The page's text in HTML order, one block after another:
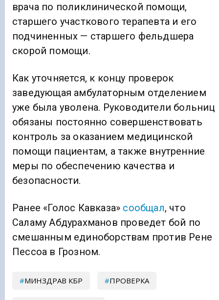
врача по поликлинической помощи,
старшего участкового терапевта и его
подчиненных — старшего фельдшера
скорой помощи.
Как уточняется, к концу проверок
заведующая амбулаторным отделением
уже была уволена. Руководители больниц
обязаны постоянно совершенствовать
контроль за оказанием медицинской
помощи пациентам, а также внутренние
меры по обеспечению качества и
безопасности.
Ранее «Голос Кавказа» сообщал, что
Саламу Абдурахманов проведет бой по
смешанным единоборствам против Рене
Пессоа в Грозном.
МИНЗДРАВ КБР ПРОВЕРКА